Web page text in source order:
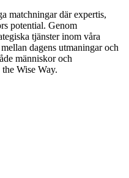
matchningar där expertis,
potential. Genom
tjänster inom våra
dagens utmaningar och
människor och
Wise Way.